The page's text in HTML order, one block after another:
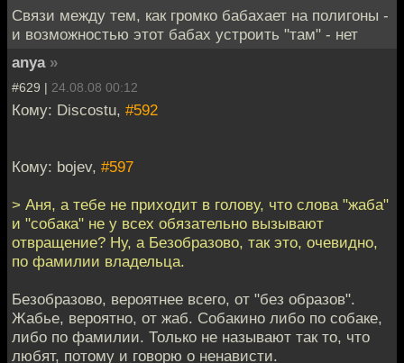
Связи между тем, как громко бабахает на полигоны -
и возможностью этот бабах устроить "там" - нет
anya »
#629 | 24.08.08 00:12
Кому: Discostu, #592
Кому: bojev, #597
> Аня, а тебе не приходит в голову, что слова "жаба"
и "собака" не у всех обязательно вызывают
отвращение? Ну, а Безобразово, так это, очевидно,
по фамилии владельца.
Безобразово, вероятнее всего, от "без образов".
Жабье, вероятно, от жаб. Собакино либо по собаке,
либо по фамилии. Только не называют так то, что
любят, потому и говорю о ненависти.